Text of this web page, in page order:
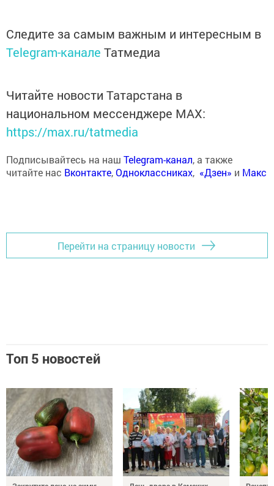
Следите за самым важным и интересным в
Telegram-канале Татмедиа
Читайте новости Татарстана в
национальном мессенджере MАХ:
https://max.ru/tatmedia
Подписывайтесь на наш Telegram-канал, а также
читайте нас Вконтакте,Одноклассниках, «Дзен» и Макс
Перейти на страницу новости
Топ 5 новостей